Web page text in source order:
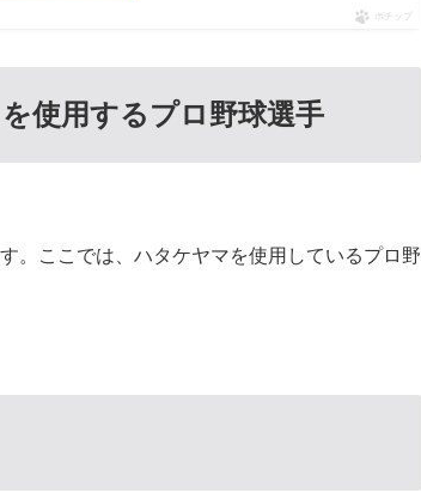
ポチップ
使用するプロ野球選手
。ここでは、ハタケヤマを使用しているプロ野